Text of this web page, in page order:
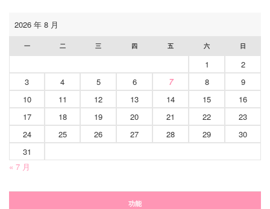
2026 年 8 月
一 二 三 四 五 六 日
1
2
3
4 5 6 7 8
9
10
11 12 13 14 15
16
17
18 19 20 21 22
23
24
25 26 27 28 29
30
31
« 7 月
功能